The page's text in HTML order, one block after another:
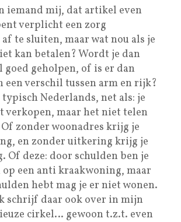
iemand mij, dat artikel even
verplicht een zorg
te sluiten, maar wat nou als je
kan betalen? Wordt je dan
geholpen, of is er dan
een verschil tussen arm en rijk?
Nederlands, net als: je
verkopen, maar het niet telen
zonder woonadres krijg je
en zonder uitkering krijg je
Of deze: door schulden ben je
op een anti kraakwoning, maar
hebt mag je er niet wonen.
schrijf daar ook over in mijn
cirkel… gewoon t.z.t. even